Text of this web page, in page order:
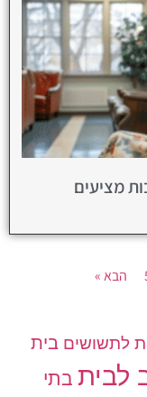
מציעים
הבא »
לתשושים בית
לבית בתי